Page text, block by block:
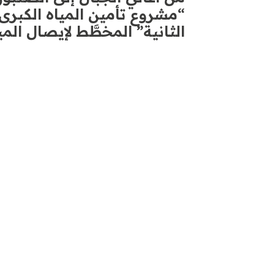
“مشروع تأمين المياه
الثانية” المخطَّط لإيصال